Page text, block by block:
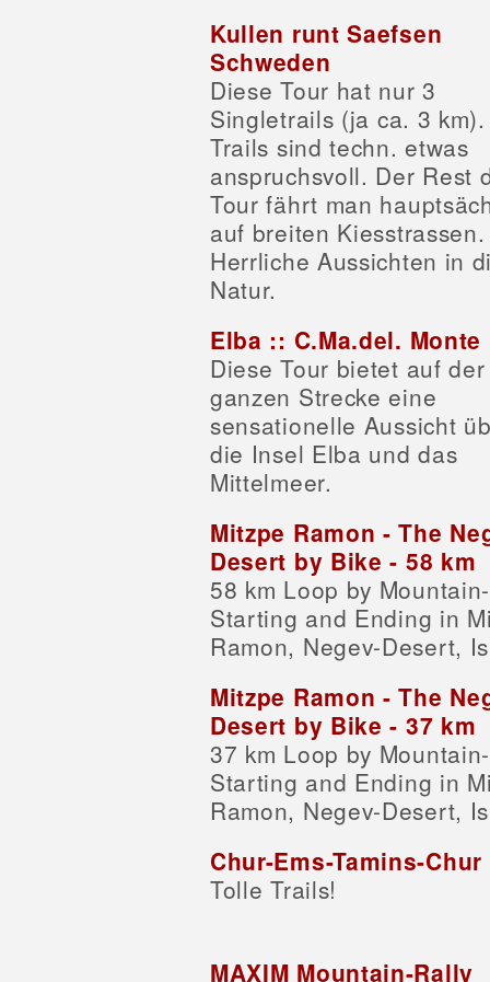
Kullen runt Saefsen
Schweden
Diese Tour hat nur 3
Singletrails (ja ca. 3
Trails sind techn. etwas
anspruchsvoll. Der Rest
Tour fährt man
auf breiten Kiesstrassen.
Herrliche Aussichten in
Natur.
Elba :: C.Ma.del. Monte
Diese Tour bietet auf der
ganzen Strecke eine
sensationelle Aussicht
die Insel Elba und das
Mittelmeer.
Mitzpe Ramon - The
Desert by Bike - 58 km
58 km Loop by
Starting and Ending in
Ramon, Negev-Desert,
Mitzpe Ramon - The
Desert by Bike - 37 km
37 km Loop by
Starting and Ending in
Ramon, Negev-Desert,
Chur-Ems-Tamins-Chur
Tolle Trails!
MAXIM Mountain-Rally